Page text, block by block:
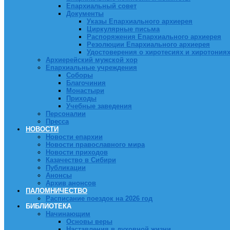
Епархиальный совет
Документы
Указы Епархиального архиерея
Циркулярные письма
Распоряжения Епархиального архиерея
Резолюции Епархиального архиерея
Удостоверения о хиротесиях и хиротониях
Архиерейский мужской хор
Епархиальные учреждения
Соборы
Благочиния
Монастыри
Приходы
Учебные заведения
Персоналии
Пресса
НОВОСТИ
Новости епархии
Новости православного мира
Новости приходов
Казачество в Сибири
Публикации
Анонсы
Архив анонсов
ПАЛОМНИЧЕСТВО
Расписание поездок на 2026 год
БИБЛИОТЕКА
Начинающим
Основы веры